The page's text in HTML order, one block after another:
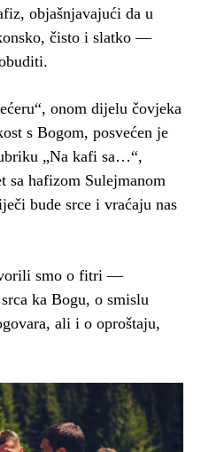
objašnjavajući da u
čisto i slatko —
onom dijelu čovjeka
s Bogom, posvećen je
„Na kafi sa…“,
sa hafizom Sulejmanom
bude srce i vraćaju nas
smo o fitri —
ka Bogu, o smislu
ali i o oproštaju,